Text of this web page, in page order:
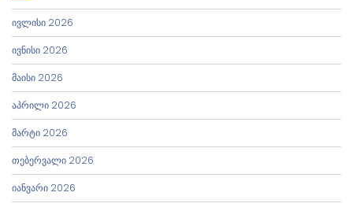
ივლისი 2026
ივნისი 2026
მაისი 2026
აპრილი 2026
მარტი 2026
თებერვალი 2026
იანვარი 2026